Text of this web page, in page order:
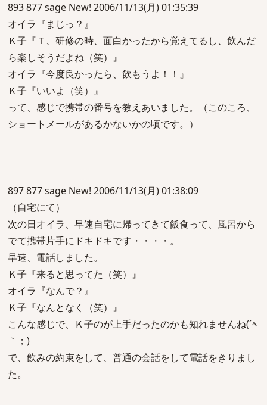
893 877 sage New! 2006/11/13(月) 01:35:39
オイラ『まじっ？』
Ｋ子『Ｔ、研修の時、面白かったから覚えてるし、飲んだ
ら楽しそうだよね（笑）』
オイラ『今度良かったら、飲もうよ！！』
Ｋ子『いいよ（笑）』
って、感じで携帯の番号を教えあいました。（このころ、
ショートメールがあるかないかの頃です。）
897 877 sage New! 2006/11/13(月) 01:38:09
（自宅にて）
次の日オイラ、早速自宅に帰ってきて飯食って、風呂から
でて携帯片手にドキドキです・・・・。
早速、電話しました。
Ｋ子『来ると思ってた（笑）』
オイラ『なんで？』
Ｋ子『なんとなく（笑）』
こんな感じで、Ｋ子のが上手だったのかも知れませんね(´ﾍ
｀；)
で、飲みの約束をして、普通の会話をして電話をきりまし
た。